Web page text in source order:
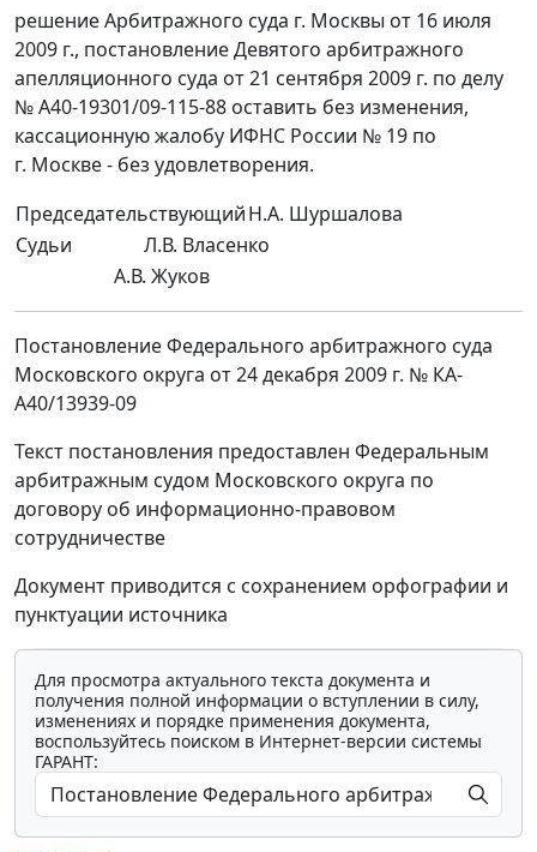
решение Арбитражного суда г. Москвы от 16 июля
2009 г., постановление Девятого арбитражного
апелляционного суда от 21 сентября 2009 г. по делу
№ А40-19301/09-115-88 оставить без изменения,
кассационную жалобу ИФНС России № 19 по
г. Москве - без удовлетворения.
ПредседательствующийН.А. Шуршалова
Судьи
Л.В. Власенко
А.В. Жуков
Постановление Федерального арбитражного суда
Московского округа от 24 декабря 2009 г. № КА-
А40/13939-09
Текст постановления предоставлен Федеральным
арбитражным судом Московского округа по
договору об информационно-правовом
сотрудничестве
Документ приводится с сохранением орфографии и
пунктуации источника
Для просмотра актуального текста документа и
получения полной информации о вступлении в силу,
изменениях и порядке применения документа,
воспользуйтесь поиском в Интернет-версии системы
ГАРАНТ: